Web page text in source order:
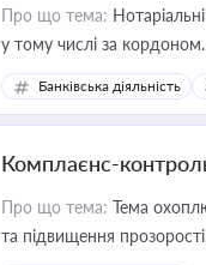
Про що тема:
у тому числі за
ризиків недійсності та
Банківська діяльність
Комплаєнс-
Про що тема: Тема
та підвищення прозорості